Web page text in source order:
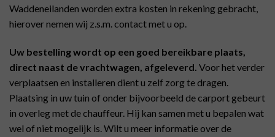
Waddeneilanden worden extra kosten in rekening gebracht,
hierover nemen wij z.s.m. contact met u op.
Uw bestelling wordt op een goed bereikbare plaats,
direct naast de vrachtwagen, afgeleverd. Voor het verder
verplaatsen en installeren dient u zelf zorg te dragen.
Plaatsing in uw tuin of onder bijvoorbeeld de carport gebeurt
in overleg met de chauffeur. Hij kan samen met u bepalen wat
wel of niet mogelijk is. Wilt u meer informatie over de